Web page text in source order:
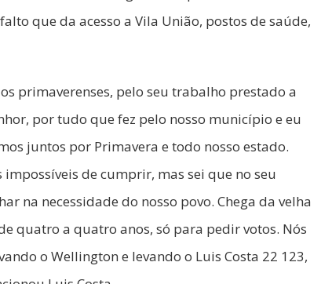
que da acesso a Vila União, postos de saúde,
primaverenses, pelo seu trabalho prestado a
por tudo que fez pelo nosso município e eu
juntos por Primavera e todo nosso estado.
de cumprir, mas sei que no seu
na necessidade do nosso povo. Chega da velha
quatro a quatro anos, só para pedir votos. Nós
o Wellington e levando o Luis Costa 22 123,